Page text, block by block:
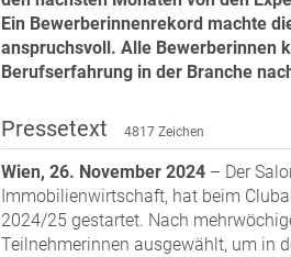
Ein Bewerberinnenrekord machte
anspruchsvoll. Alle Bewerberinnen
Berufserfahrung in der Branche
Pressetext 4817 Zeichen
Wien, 26. November 2024 – Der
Immobilienwirtschaft, hat beim
2024/25 gestartet. Nach
Teilnehmerinnen ausgewählt, um in